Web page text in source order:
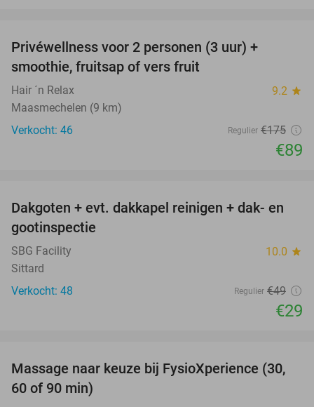
Privéwellness voor 2 personen (3 uur) +
smoothie, fruitsap of vers fruit
Hair ´n Relax 9.2 star
Maasmechelen (9 km)
Verkocht: 46
Regulier €175
€89
41%
Dakgoten + evt. dakkapel reinigen + dak- en
gootinspectie
SBG Facility 10.0 star
Sittard
Verkocht: 48
Regulier €49
€29
44%
Massage naar keuze bij FysioXperience (30,
60 of 90 min)